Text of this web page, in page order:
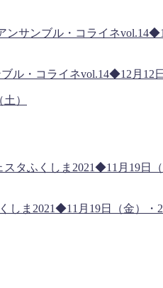
ル・コライネvol.14◆12月12
しま2021◆11月19日（金